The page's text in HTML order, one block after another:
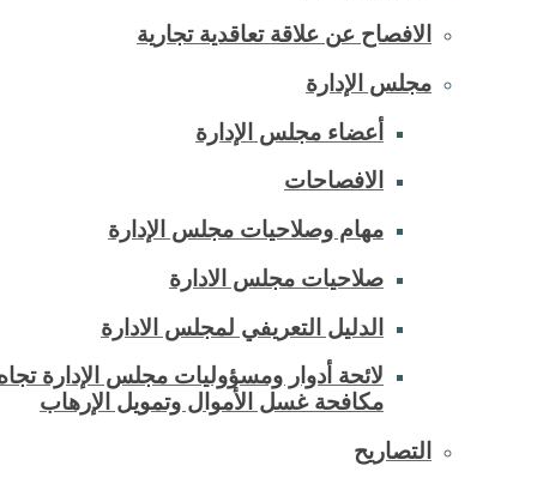
الافصاح عن علاقة تعاقدية تجارية
مجلس الإدارة
أعضاء مجلس الإدارة
الافصاحات
مهام وصلاحيات مجلس الإدارة
صلاحيات مجلس الادارة
الدليل التعريفي لمجلس الادارة
لائحة أدوار ومسؤوليات مجلس الإدارة
مكافحة غسل الأموال وتمويل الإرهاب
التصاريح